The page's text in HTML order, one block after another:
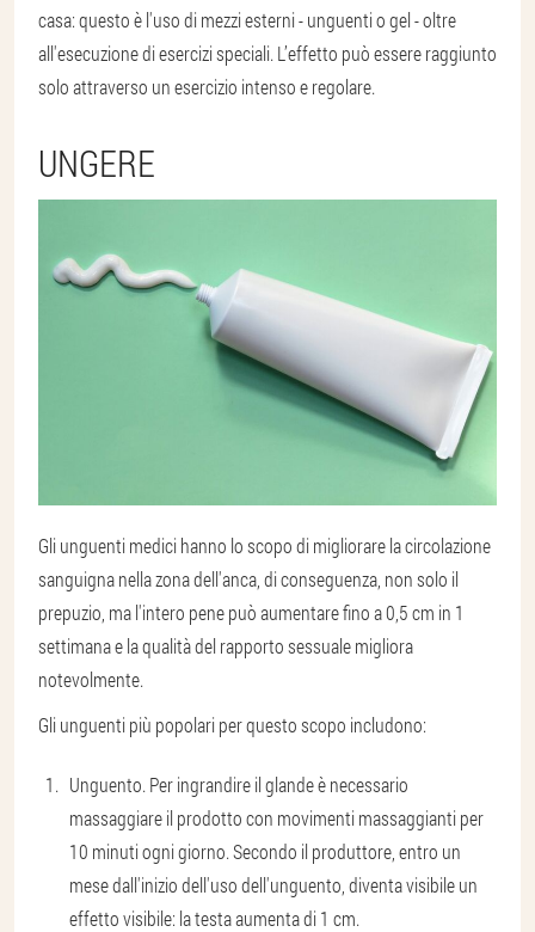
casa: questo è l'uso di mezzi esterni - unguenti o gel - oltre
all'esecuzione di esercizi speciali. L’effetto può essere raggiunto
solo attraverso un esercizio intenso e regolare.
UNGERE
Gli unguenti medici hanno lo scopo di migliorare la circolazione
sanguigna nella zona dell'anca, di conseguenza, non solo il
prepuzio, ma l'intero pene può aumentare fino a 0,5 cm in 1
settimana e la qualità del rapporto sessuale migliora
notevolmente.
Gli unguenti più popolari per questo scopo includono:
Unguento. Per ingrandire il glande è necessario
massaggiare il prodotto con movimenti massaggianti per
10 minuti ogni giorno. Secondo il produttore, entro un
mese dall'inizio dell'uso dell'unguento, diventa visibile un
effetto visibile: la testa aumenta di 1 cm.